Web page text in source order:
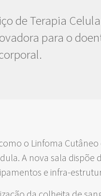
de Terapia
para o
o Linfoma Cutâneo
A nova sala dispõe
e infra-